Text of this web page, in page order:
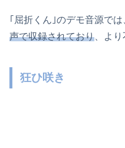
｢屈折くん｣のデモ音源で
声で収録されており 、よ
狂ひ咲き